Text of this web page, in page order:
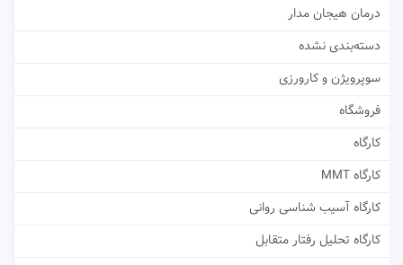
درمان هیجان مدار
دسته‌بندی نشده
سوپرویژن و کارورزی
فروشگاه
کارگاه
کارگاه MMT
کارگاه آسیب شناسی روانی
کارگاه تحلیل رفتار متقابل